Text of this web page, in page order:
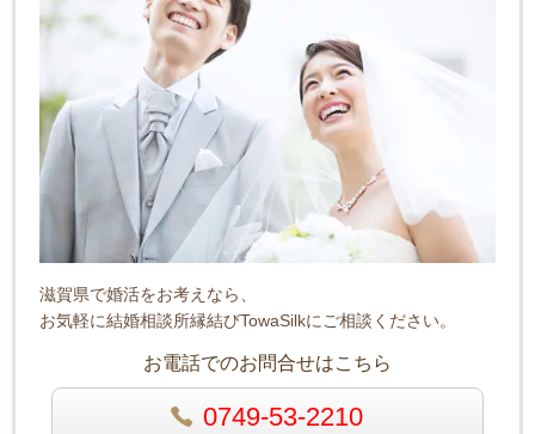
滋賀県で婚活をお考えなら、
お気軽に結婚相談所縁結びTowaSilkにご相談ください。
お電話でのお問合せはこちら
0749-53-2210